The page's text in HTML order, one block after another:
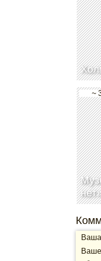
~